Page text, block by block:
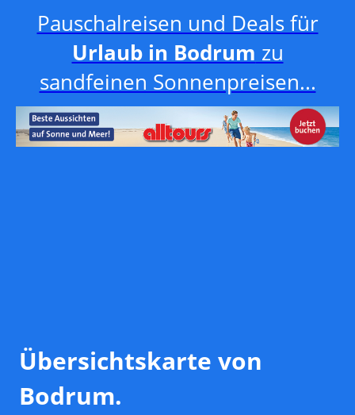
Pauschalreisen und Deals für
Urlaub in Bodrum zu
sandfeinen Sonnenpreisen...
Übersichtskarte von
Bodrum.